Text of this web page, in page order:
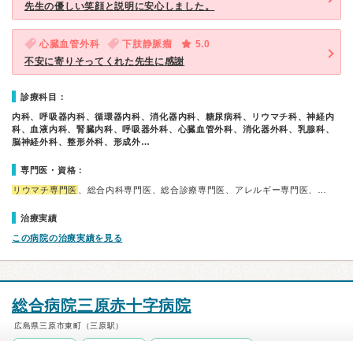
先生の優しい笑顔と説明に安心しました。
心臓血管外科 下肢静脈瘤
5.0
不安に寄りそってくれた先生に感謝
診療科目：
内科、呼吸器内科、循環器内科、消化器内科、糖尿病科、リウマチ科、神経内
科、血液内科、腎臓内科、呼吸器外科、心臓血管外科、消化器外科、乳腺科、
脳神経外科、整形外科、形成外…
専門医・資格：
リウマチ専門医 、総合内科専門医、総合診療専門医、アレルギー専門医、…
治療実績
この病院の治療実績を見る
総合病院三原赤十字病院
広島県三原市東町（三原駅）